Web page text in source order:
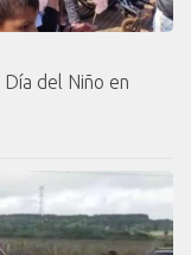
del Niño en